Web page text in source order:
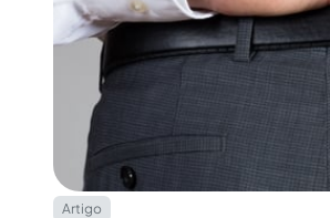
Artigo